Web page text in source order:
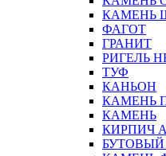
КАМЕНЬ
ФАГОТ
ГРАНИТ
РИГЕЛЬ
ТУФ
КАНЬОН
КАМЕНЬ
КАМЕНЬ
КИРПИЧ